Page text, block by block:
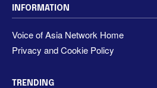
INFORMATION
Voice of Asia Network Home
Privacy and Cookie Policy
TRENDING